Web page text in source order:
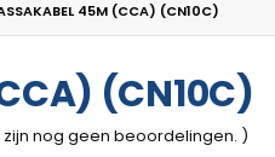
45M (CCA) (CN10C)
(CN10C)
zijn nog geen beoordelingen. )